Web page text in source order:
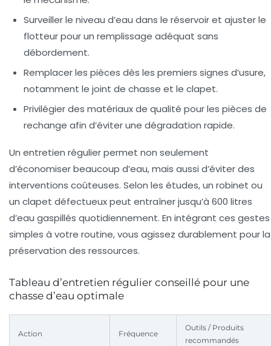
Surveiller le niveau d’eau dans le réservoir et ajuster le
flotteur pour un remplissage adéquat sans
débordement.
Remplacer les pièces dès les premiers signes d’usure,
notamment le joint de chasse et le clapet.
Privilégier des matériaux de qualité pour les pièces de
rechange afin d’éviter une dégradation rapide.
Un entretien régulier permet non seulement
d’économiser beaucoup d’eau, mais aussi d’éviter des
interventions coûteuses. Selon les études, un robinet ou
un clapet défectueux peut entraîner jusqu’à 600 litres
d’eau gaspillés quotidiennement. En intégrant ces gestes
simples à votre routine, vous agissez durablement pour la
préservation des ressources.
Tableau d’entretien régulier conseillé pour une
chasse d’eau optimale
Action Fréquence
Outils / Produits
recommandés